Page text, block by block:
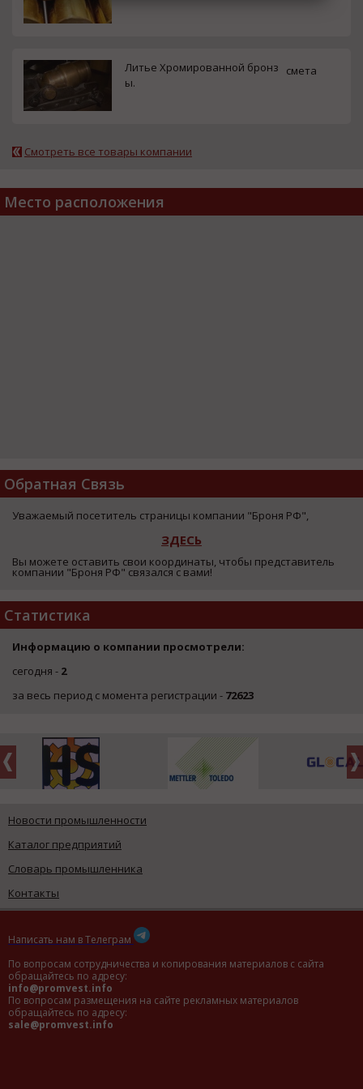
Литье Хромированной бронз
ы.
смета
Смотреть все товары компании
Место расположения
Обратная Связь
Уважаемый посетитель страницы компании "Броня РФ",
ЗДЕСЬ
Вы можете оставить свои координаты, чтобы представитель
компании "Броня РФ" связался с вами!
Статистика
Информацию о компании просмотрели:
сегодня - 2
за весь период с момента регистрации - 72623
Новости промышленности
Каталог предприятий
Словарь промышленника
Контакты
Написать нам в Телеграм
По вопросам сотрудничества и копирования материалов с сайта
обращайтесь по адресу:
info@promvest.info
По вопросам размещения на сайте рекламных материалов
обращайтесь по адресу:
sale@promvest.info